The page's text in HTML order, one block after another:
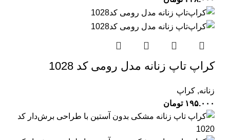
کراپ‌ تاپ زنانه مدل رومی کد 1028
زنانه, کراپ
۱۹۵.۰۰۰ تومان